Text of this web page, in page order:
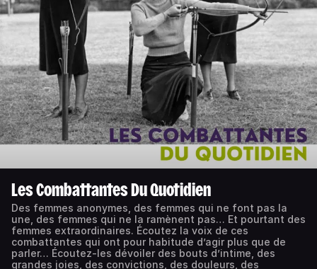
Les Combattantes Du Quotidien
Des femmes anonymes, des femmes qui ne font pas la
une, des femmes qui ne la ramènent pas… Et pourtant des
femmes extraordinaires. Écoutez la voix de ces
combattantes qui ont pour habitude d’agir plus que de
parler… Écoutez-les dévoiler des bouts d’intime, des
grandes joies, des convictions, des douleurs, des